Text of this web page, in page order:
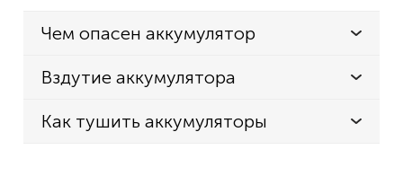
Чем опасен аккумулятор
Вздутие аккумулятора
Как тушить аккумуляторы